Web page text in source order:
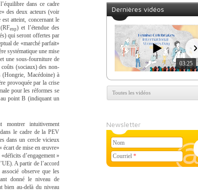
dans ce cadre
des deux acteurs (voir
atteint, concernant le
enp) et l’étendue des
qui seront offertes par
de «marché parfait»
systématique une mise
une sous-fourniture de
(sociaux) des non-
(Hongrie, Macédoine) à
provoquée par la crise
pour les réformes se
point B (indiquant un
intuitivement
le cadre de la PEV
dans un cercle vicieux
écart de mise en œuvre»
d’engagement »
A partir de l’accord
observe que les
donné le niveau de
bien au-delà du niveau
Dernières vidéos
03:25
Toutes les vidéos
Newsletter
Courriel *
Nom